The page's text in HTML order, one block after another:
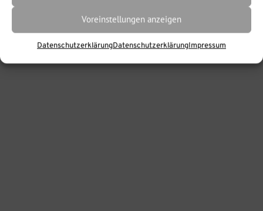
Voreinstellungen anzeigen
DatenschutzerklärungDatenschutzerklärungImpressum